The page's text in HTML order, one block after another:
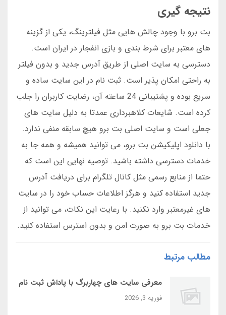
نتیجه گیری
بت برو با وجود چالش هایی مثل فیلترینگ، یکی از گزینه
های معتبر برای شرط بندی و بازی انفجار در ایران است.
دسترسی به سایت اصلی از طریق آدرس جدید و بدون فیلتر
به راحتی امکان پذیر است. ثبت نام در این سایت ساده و
سریع بوده و پشتیبانی 24 ساعته آن، رضایت کاربران را جلب
کرده است. شایعات کلاهبرداری عمدتا به دلیل سایت های
جعلی است و سایت اصلی بت برو هیچ سابقه منفی ندارد.
با دانلود اپلیکیشن بت برو، می توانید همیشه و همه جا به
خدمات دسترسی داشته باشید. توصیه نهایی این است که
حتما از منابع رسمی مثل کانال تلگرام برای دریافت آدرس
جدید استفاده کنید و هرگز اطلاعات حساب خود را در سایت
های غیرمعتبر وارد نکنید. با رعایت این نکات، می توانید از
خدمات بت برو به صورت امن و بدون استرس استفاده کنید.
مطالب مرتبط
معرفی سایت‌ های چهاربرگ با پاداش ثبت‌ نام
فوریه 3, 2026